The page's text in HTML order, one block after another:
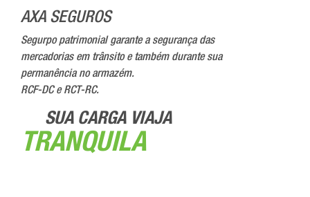
AXA SEGUROS
Segurpo patrimonial garante a segurança das
mercadorias em trânsito e também durante sua
permanência no armazém.
RCF-DC e RCT-RC.
SUA CARGA VIAJA
TRANQUILA